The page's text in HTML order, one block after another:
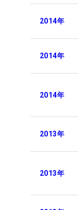
2014年
2014年
2014年
2013年
2013年